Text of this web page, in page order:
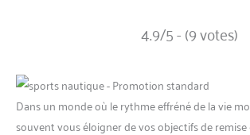
4.9/5 - (9 votes)
Dans un monde où le rythme effréné de la vie
souvent vous éloigner de vos objectifs de remise